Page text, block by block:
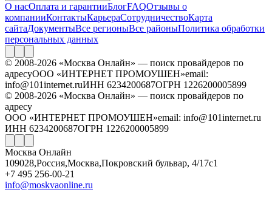
О насОплата и гарантииБлогFAQОтзывы о
компанииКонтактыКарьераСотрудничествоКарта
сайтаДокументыВсе регионыВсе районыПолитика обработки
персональных данных
© 2008-2026 «Москва Онлайн» — поиск провайдеров по
адресуООО «ИНТЕРНЕТ ПРОМОУШЕН»email:
info@101internet.ruИНН 6234200687ОГРН 1226200005899
© 2008-2026 «Москва Онлайн» — поиск провайдеров по
адресу
ООО «ИНТЕРНЕТ ПРОМОУШЕН»email: info@101internet.ru
ИНН 6234200687ОГРН 1226200005899
Москва Онлайн
109028,Россия,Москва,Покровский бульвар, 4/17с1
+7 495 256-00-21
info@moskvaonline.ru